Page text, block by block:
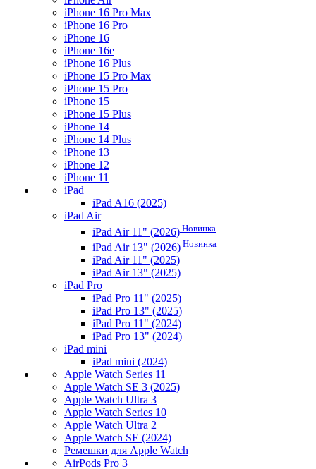
iPhone 16 Pro Max
iPhone 16 Pro
iPhone 16
iPhone 16e
iPhone 16 Plus
iPhone 15 Pro Max
iPhone 15 Pro
iPhone 15
iPhone 15 Plus
iPhone 14
iPhone 14 Plus
iPhone 13
iPhone 12
iPhone 11
iPad
iPad A16 (2025)
iPad Air
iPad Air 11" (2026) Новинка
iPad Air 13" (2026) Новинка
iPad Air 11" (2025)
iPad Air 13" (2025)
iPad Pro
iPad Pro 11" (2025)
iPad Pro 13" (2025)
iPad Pro 11" (2024)
iPad Pro 13" (2024)
iPad mini
iPad mini (2024)
Apple Watch Series 11
Apple Watch SE 3 (2025)
Apple Watch Ultra 3
Apple Watch Series 10
Apple Watch Ultra 2
Apple Watch SE (2024)
Ремешки для Apple Watch
AirPods Pro 3